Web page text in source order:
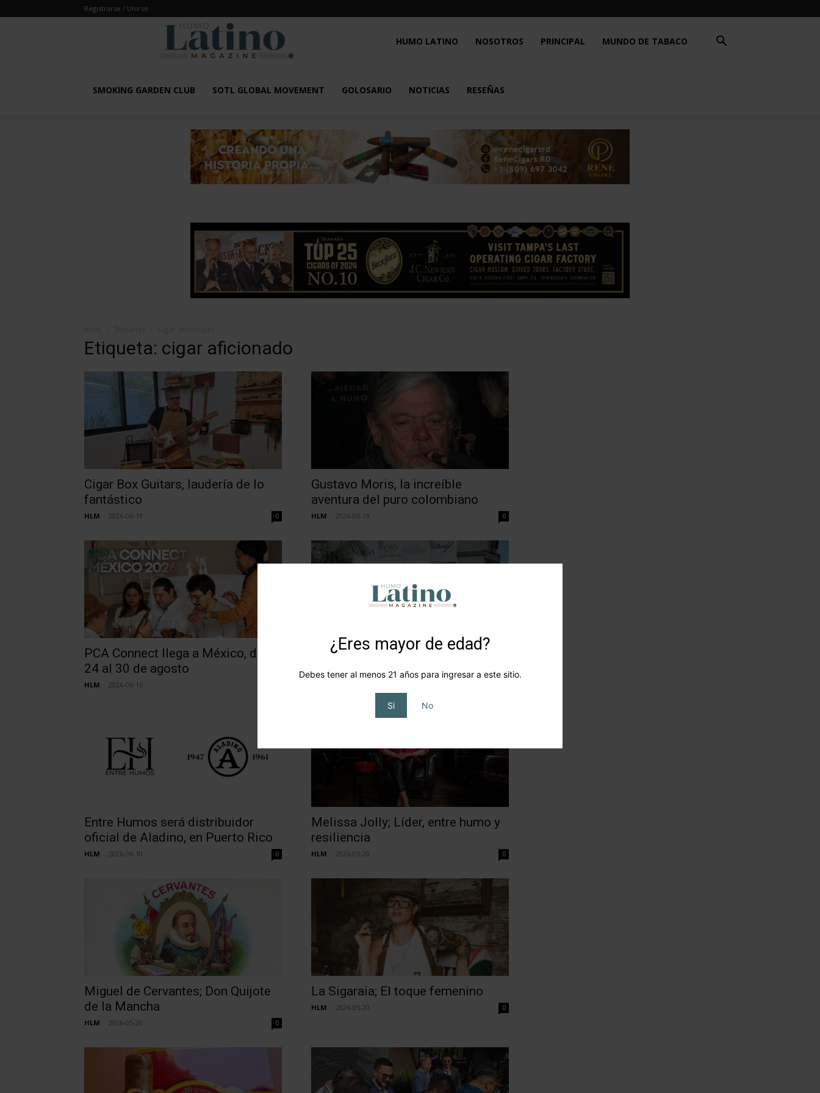
¿Eres mayor de edad?
Debes tener al menos 21 años para ingresar a este sitio.
Si No
Registrarse / Unirse
Latino
HUMO LATINO NOSOTROS PRINCIPAL MUNDO DE TABACO
SMOKING GARDEN CLUB SOTL GLOBAL MOVEMENT GOLOSARIO NOTICIAS RESEÑAS
Etiqueta: cigar aficionado
Cigar Box Guitars, laudería de lo
fantástico
HLM 2026-06-19 0
Gustavo Moris, la increíble
aventura del puro colombiano
HLM 2026-06-19 0
PCA Connect llega a México, del
24 al 30 de agosto
HLM 2026-06-16
Entre Humos San Patricio, un
flagship lounge de lujo caribeño
Entre Humos será distribuidor
oficial de Aladino, en Puerto Rico
HLM 2026-06-10 0
Melissa Jolly; Líder, entre humo y
resiliencia
HLM 2026-05-20 0
Miguel de Cervantes; Don Quijote
de la Mancha
HLM 2026-05-20 0
La Sigaraia; El toque femenino
HLM 2026-05-20 0